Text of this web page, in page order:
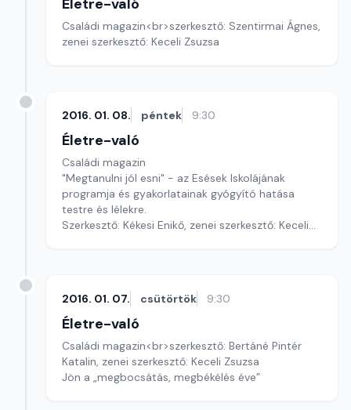
Életre-való
Családi magazin<br>szerkesztő: Szentirmai Ágnes,
zenei szerkesztő: Keceli Zsuzsa
2016. 01. 08. péntek 9:30
Életre-való
Családi magazin
"Megtanulni jól esni" - az Esések Iskolájának
programja és gyakorlatainak gyógyító hatása
testre és lélekre.
Szerkesztő: Kékesi Enikő, zenei szerkesztő: Keceli
2016. 01. 07. csütörtök 9:30
Életre-való
Családi magazin<br>szerkesztő: Bertáné Pintér
Katalin, zenei szerkesztő: Keceli Zsuzsa
Jön a „megbocsátás, megbékélés éve”